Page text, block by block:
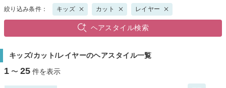
絞り込み条件： キッズ カット レイヤー
ヘアスタイル検索
キッズ/カット/レイヤーのヘアスタイル一覧
1 〜 25 件を表示